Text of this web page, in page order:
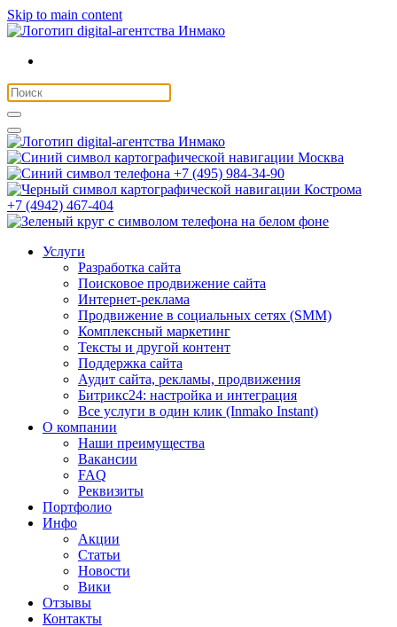
Skip to main content
Москва
+7 (495) 984-34-90
Кострома
+7 (4942) 467-404
Услуги
Разработка сайта
Поисковое продвижение сайта
Интернет-реклама
Продвижение в социальных сетях (SMM)
Комплексный маркетинг
Тексты и другой контент
Поддержка сайта
Аудит сайта, рекламы, продвижения
Битрикс24: настройка и интеграция
Все услуги в один клик (Inmako Instant)
О компании
Наши преимущества
Вакансии
FAQ
Реквизиты
Портфолио
Инфо
Акции
Статьи
Новости
Вики
Отзывы
Контакты